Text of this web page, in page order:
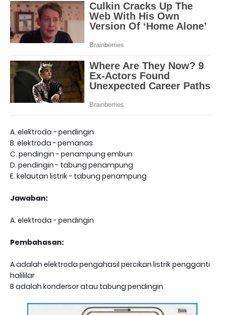
A. elektroda - pendingin
B. elektroda - pemanas
C. pendingin - penampung embun
D. pendingin - tabung penampung
E. kelautan listrik - tabung penampung
Jawaban:
A. elektroda - pendingin
Pembahasan:
A adalah elektroda pengahasil percikan listrik pengganti
halililar
B adalah kondersor atau tabung pendingin